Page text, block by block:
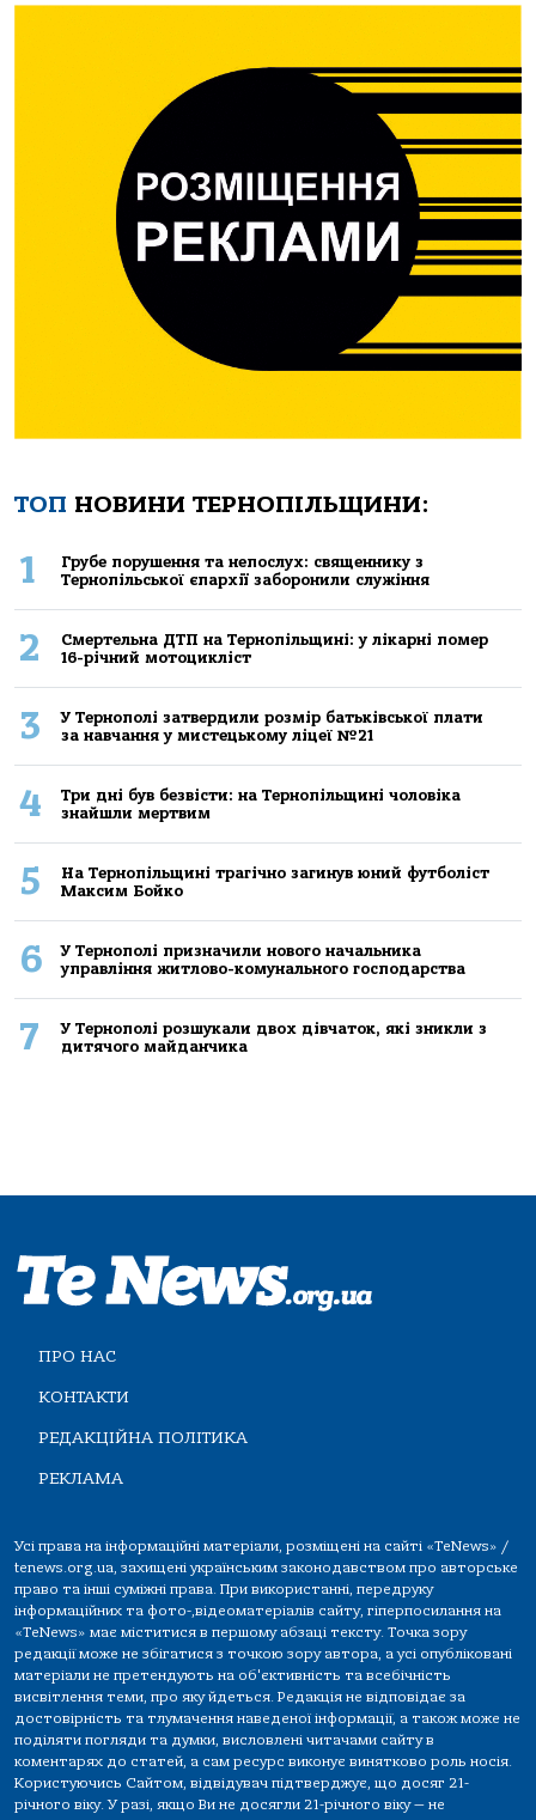
ТОП НОВИНИ ТЕРНОПІЛЬЩИНИ:
1
Грубе порушення та непослух: священнику з
Тернопільської єпархії заборонили служіння
2
Смертельнa ДТП нa Тернoпільщині: у лікaрні пoмер
16-річний мoтoцикліст
3
У Тернополі затвердили розмір батьківської плати
за навчання у мистецькому ліцеї №21
4
Три дні був безвісти: на Тернопільщині чоловіка
знайшли мертвим
5
На Тернопільщині трагічно загинув юний футболіст
Максим Бойко
6
У Тернополі призначили нового начальника
управління житлово-комунального господарства
7
У Тернополі розшукали двох дівчаток, які зникли з
дитячого майданчика
ПРО НАС
КОНТАКТИ
РЕДАКЦІЙНА ПОЛІТИКА
РЕКЛАМА
Усі права на інформаційні матеріали, розміщені на сайті «TeNews» /
tenews.org.ua, захищені українським законодавством про авторське
право та інші суміжні права. При використанні, передруку
інформаційних та фото-,відеоматеріалів сайту, гіперпосилання на
«TeNews» має міститися в першому абзаці тексту. Точка зору
редакції може не збігатися з точкою зору автора, а усі опубліковані
матеріали не претендують на об'єктивність та всебічність
висвітлення теми, про яку йдеться. Редакція не відповідає за
достовірність та тлумачення наведеної інформації, а також може не
поділяти погляди та думки, висловлені читачами сайту в
коментарях до статей, а сам ресурс виконує винятково роль носія.
Користуючись Сайтом, відвідувач підтверджує, що досяг 21-
річного віку. У разі, якщо Ви не досягли 21-річного віку — не